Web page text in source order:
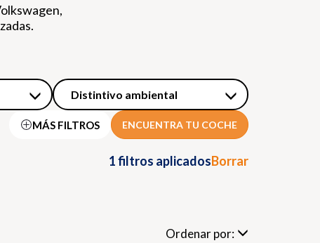
Distintivo ambiental
MÁS FILTROS ENCUENTRA TU COCHE
1 filtros aplicadosBorrar
Ordenar por: